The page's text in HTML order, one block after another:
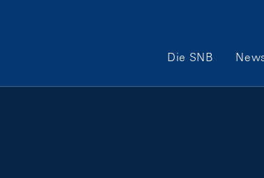
Hauptnavigation
Die SNB